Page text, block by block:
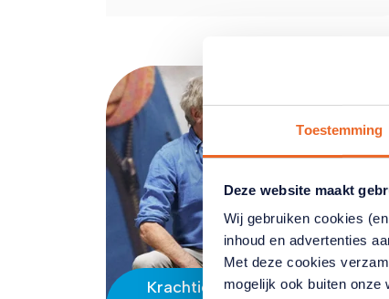
Toestemming
Deze website maakt
Wij gebruiken cookies
inhoud en advertenties
Met deze cookies
mogelijk ook buiten onze
Krachtig ouder worden